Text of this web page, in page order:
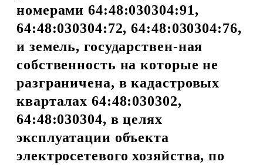
номерами 64:48:030304:91,
64:48:030304:72, 64:48:030304:76,
и земель, государствен-ная
собственность на которые не
разграничена, в кадастровых
кварталах 64:48:030302,
64:48:030304, в целях
эксплуатации объекта
электросетевого хозяйства, по